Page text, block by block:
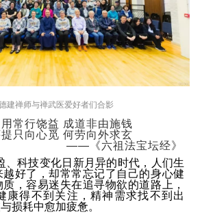
建禅师与禅武医爱好者们合影
常行饶益 成道非由施钱
只向心觅 何劳向外求玄
——《六祖法宝坛经》
、科技变化日新月异的时代，人们生
好了，却常常忘记了自己的身心健
，容易迷失在追寻物欲的道路上，
康得不到关注，精神需求找不到出
损耗中愈加疲惫。